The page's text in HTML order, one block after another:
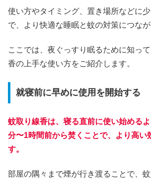
使い方やタイミング、置き場所などに
で、より快適な睡眠と蚊の対策につなが
ここでは、夜ぐっすり眠るために知っ
香の上手な使い方をご紹介します。
就寝前に早めに使用を開始する
蚊取り線香は、寝る直前に使い始める
分〜1時間前から焚くことで、より高い
す。
部屋の隅々まで煙が行き渡ることで、